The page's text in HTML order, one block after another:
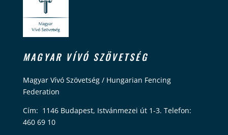
MAGYAR VÍVÓ SZÖVETSÉG
Magyar Vívó Szövetség / Hungarian Fencing
Federation
Cím: 1146 Budapest, Istvánmezei út 1-3. Telefon:
460 69 10